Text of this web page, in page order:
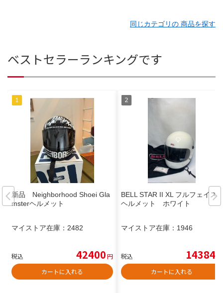
同じカテゴリの 商品を探す
ベストセラーランキングです
新品 Neighborhood Shoei Gla
msterヘルメット
マイストア在庫： 2482
税込 42400円
カートに入れる
BELL STAR II XL フルフェイス
ヘルメット ホワイト
マイストア在庫： 1946
税込 14384
カートに入れる